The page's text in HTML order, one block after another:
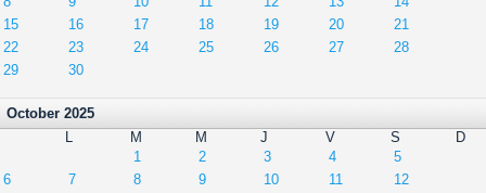
15
16 17 18 19 20
21
22
23 24 25 26 27
28
29
30
October 2025
L
M M J V S
D
1
2 3 4
5
6
7 8 9 10 11
12